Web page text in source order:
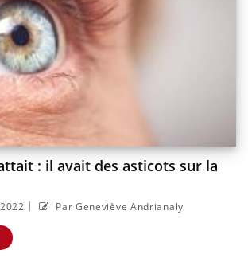
: il avait des asticots sur la
| Par Geneviève Andrianaly